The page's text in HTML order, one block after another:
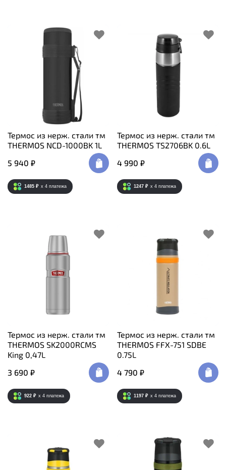
Термос из нерж. стали тм
THERMOS NCD-1000BK 1L
5 940 ₽
1485 ₽ x 4 платежа
Термос из нерж. стали тм
THERMOS TS2706BK 0.6L
4 990 ₽
1247 ₽ x 4 платежа
Термос из нерж. стали тм
THERMOS SK2000RCMS
King 0,47L
3 690 ₽
922 ₽ x 4 платежа
Термос из нерж. стали тм
THERMOS FFX-751 SDBE
0.75L
4 790 ₽
1197 ₽ x 4 платежа